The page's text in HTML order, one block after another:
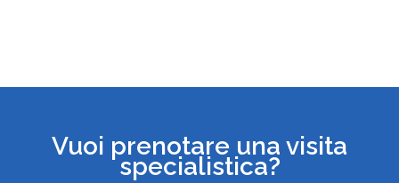
Vuoi prenotare una visita
specialistica?